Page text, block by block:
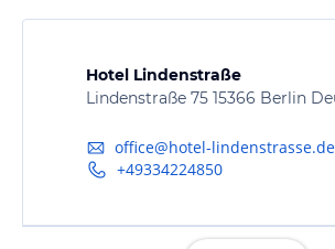
Hotel Lindenstraße
Lindenstraße 75 15366 Berlin
office@hotel-lindenstrasse.de
+49334224850